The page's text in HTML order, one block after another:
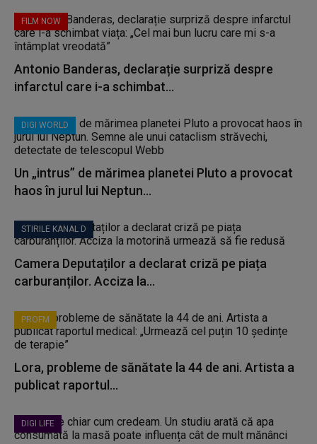
FILM NOW
Antonio Banderas, declarație surpriză despre
infarctul care i-a schimbat...
DIGI WORLD
Un „intrus” de mărimea planetei Pluto a provocat
haos în jurul lui Neptun...
STIRILE KANAL D
Camera Deputaților a declarat criză pe piața
carburanților. Acciza la...
PROFM
Lora, probleme de sănătate la 44 de ani. Artista a
publicat raportul...
DIGI LIFE